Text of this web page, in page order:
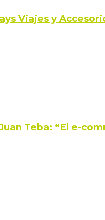
Viajes y
Teba: “El e-